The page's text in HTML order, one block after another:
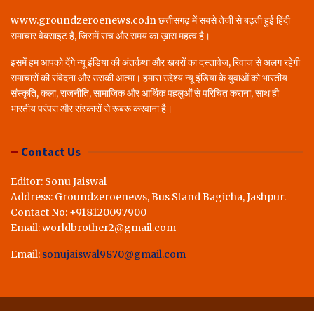
www.groundzeroenews.co.in छत्तीसगढ़ में सबसे तेजी से बढ़ती हुई हिंदी
समाचार वेबसाइट है, जिसमें सच और समय का ख़ास महत्व है।
इसमें हम आपको देंगे न्यू इंडिया की अंतर्कथा और खबरों का दस्तावेज, रिवाज से अलग रहेगी
समाचारों की संवेदना और उसकी आत्मा। हमारा उद्देश्य न्यू इंडिया के युवाओं को भारतीय
संस्कृति, कला, राजनीति, सामाजिक और आर्थिक पहलुओं से परिचित कराना, साथ ही
भारतीय परंपरा और संस्कारों से रूबरू करवाना है।
Contact Us
Editor: Sonu Jaiswal
Address: Groundzeroenews, Bus Stand Bagicha, Jashpur.
Contact No: +918120097900
Email: worldbrother2@gmail.com
Email: sonujaiswal9870@gmail.com